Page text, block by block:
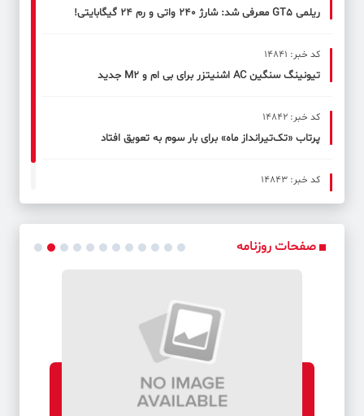
ریلمی GT5 معرفی شد: شارژ ۲۴۰ واتی و رم ۲۴ گیگابایتی!
کد خبر: 14841
تیونینگ سنگین AC اشنیتزر برای بی ام و M2 جدید
کد خبر: 14842
پرتاب «تک‌تیرانداز ماه» برای بار سوم به تعویق افتاد
کد خبر: 14843
«وَسَط‌بازی» در «سه‌نقطه»
صفحات روزنامه